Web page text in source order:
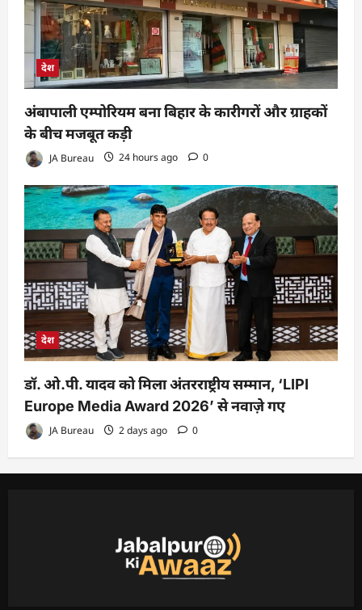
देश
अंबापाली एम्पोरियम बना बिहार के कारीगरों और ग्राहकों
के बीच मजबूत कड़ी
JA Bureau 24 hours ago 0
देश
डॉ. ओ.पी. यादव को मिला अंतरराष्ट्रीय सम्मान, ‘LIPI
Europe Media Award 2026’ से नवाज़े गए
JA Bureau 2 days ago 0